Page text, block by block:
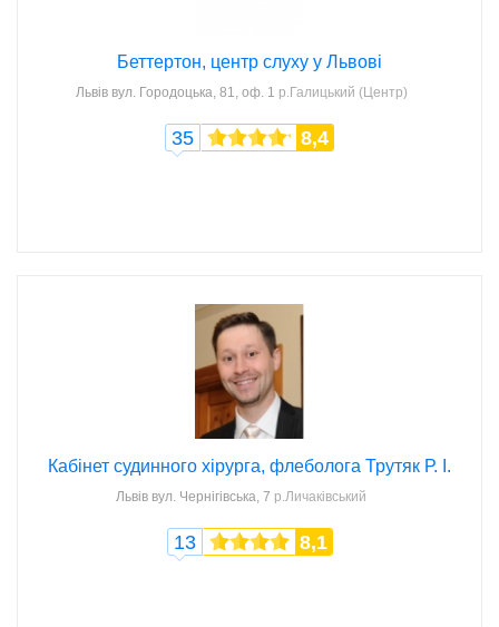
Беттертон, центр слуху у Львові
Львів вул. Городоцька, 81, оф. 1 р.Галицький (Центр)
35 8,4
Кабінет судинного хірурга, флеболога Трутяк Р. І.
Львів вул. Чернігівська, 7 р.Личаківський
13 8,1